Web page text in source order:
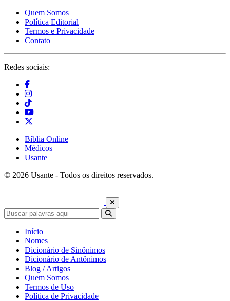
Quem Somos
Política Editorial
Termos e Privacidade
Contato
Redes sociais:
Bíblia Online
Médicos
Usante
© 2026 Usante - Todos os direitos reservados.
Início
Nomes
Dicionário de Sinônimos
Dicionário de Antônimos
Blog / Artigos
Quem Somos
Termos de Uso
Política de Privacidade